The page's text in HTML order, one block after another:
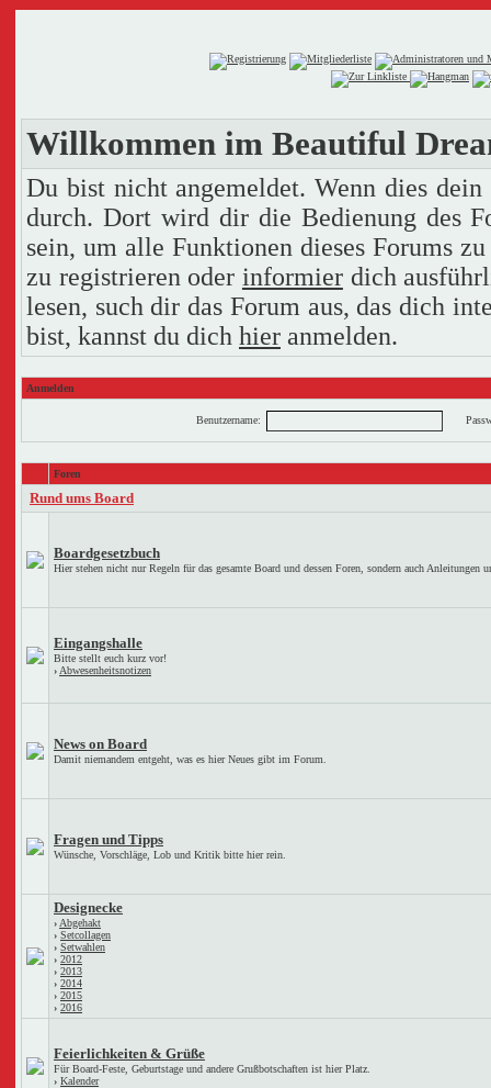
Willkommen im Beautiful
Du bist nicht angemeldet. Wenn dies
durch. Dort wird dir die Bedienung des
sein, um alle Funktionen dieses Forums
zu registrieren oder informierdich
lesen, such dir das Forum aus, das dich
bist, kannst du dich hier anmelden.
Anmelden
Benutzername:
Foren
Rund ums Board
Boardgesetzbuch
Hier stehen nicht nur Regeln für das gesamte Board und dessen Foren, sondern auch Anleitungen
Eingangshalle
Bitte stellt euch kurz vor!
› Abwesenheitsnotizen
News on Board
Damit niemandem entgeht, was es hier Neues gibt im Forum.
Fragen und Tipps
Wünsche, Vorschläge, Lob und Kritik bitte hier rein.
Designecke
› Abgehakt
› Setcollagen
› Setwahlen
› 2012
› 2013
› 2014
› 2015
› 2016
Feierlichkeiten & Grüße
Für Board-Feste, Geburtstage und andere Grußbotschaften ist hier Platz.
› Kalender